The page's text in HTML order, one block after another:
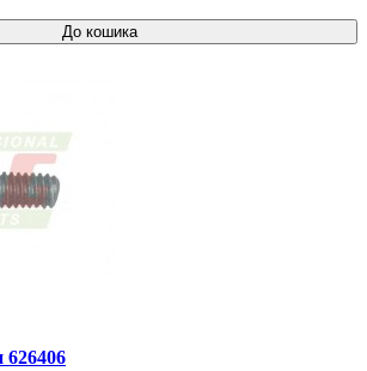
До кошика
626406